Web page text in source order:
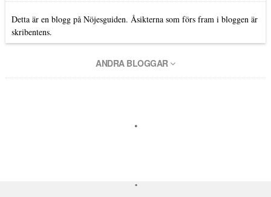
Detta är en blogg på Nöjesguiden. Åsikterna som förs fram i bloggen är
skribentens.
ANDRA BLOGGAR